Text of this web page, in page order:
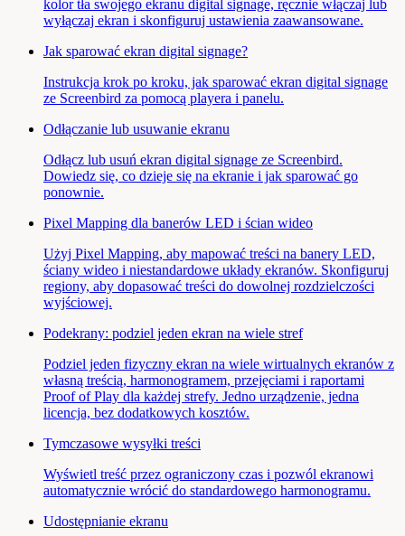
kolor tła swojego ekranu digital signage, ręcznie włączaj lub
wyłączaj ekran i skonfiguruj ustawienia zaawansowane.
Jak sparować ekran digital signage?
Instrukcja krok po kroku, jak sparować ekran digital signage
ze Screenbird za pomocą playera i panelu.
Odłączanie lub usuwanie ekranu
Odłącz lub usuń ekran digital signage ze Screenbird.
Dowiedz się, co dzieje się na ekranie i jak sparować go
ponownie.
Pixel Mapping dla banerów LED i ścian wideo
Użyj Pixel Mapping, aby mapować treści na banery LED,
ściany wideo i niestandardowe układy ekranów. Skonfiguruj
regiony, aby dopasować treści do dowolnej rozdzielczości
wyjściowej.
Podekrany: podziel jeden ekran na wiele stref
Podziel jeden fizyczny ekran na wiele wirtualnych ekranów z
własną treścią, harmonogramem, przejęciami i raportami
Proof of Play dla każdej strefy. Jedno urządzenie, jedna
licencja, bez dodatkowych kosztów.
Tymczasowe wysyłki treści
Wyświetl treść przez ograniczony czas i pozwól ekranowi
automatycznie wrócić do standardowego harmonogramu.
Udostępnianie ekranu